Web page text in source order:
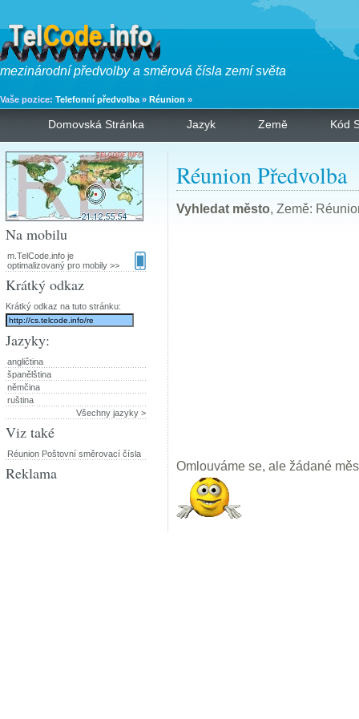
mezinárodní předvolby a směrová čísla zemí světa
Vaše pozice: Telefonní předvolba » Réunion »
Domovská Stránka Jazyk Země Kód
Réunion Předvolba
Vyhledat město, Země:
Omlouváme se, ale žádané
Na mobilu
m.TelCode.info je
optimalizovaný pro mobily >>
Krátký odkaz
Krátký odkaz na tuto stránku:
Jazyky:
angličtina
španělština
němčina
ruština
Všechny jazyky >
Viz také
Réunion Poštovní směrovací čísla
Reklama